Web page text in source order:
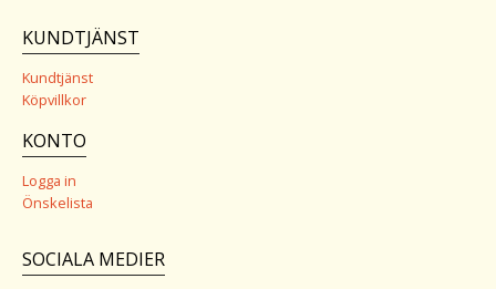
KUNDTJÄNST
Kundtjänst
Köpvillkor
KONTO
Logga in
Önskelista
SOCIALA MEDIER